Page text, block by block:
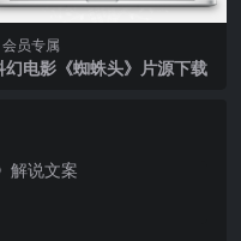
会员专属
幻电影《蜘蛛头》片源下载
解说文案